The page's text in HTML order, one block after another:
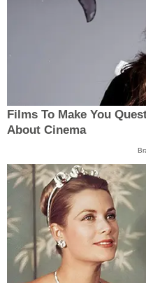
Films To Make You
About Cinema